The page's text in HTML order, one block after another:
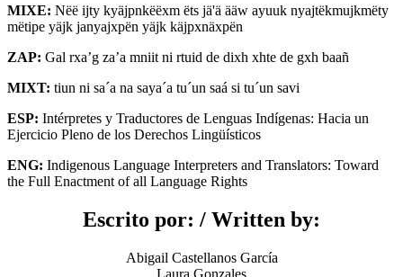
MIXE: Nëë ijty kyäjpnkëëxm ëts jä'ä ääw ayuuk nyajtëkmujkmëty
mëtipe yäjk janyajxpën yäjk käjpxnäxpën
ZAP: Gal rxa’g za’a mniit ni rtuid de dixh xhte de gxh baañ
MIXT: tiun ni sa´a na saya´a tu´un saá si tu´un savi
ESP: Intérpretes y Traductores de Lenguas Indígenas: Hacia un
Ejercicio Pleno de los Derechos Lingüísticos
ENG: Indigenous Language Interpreters and Translators: Toward
the Full Enactment of all Language Rights
Escrito por: / Written by:
Abigail Castellanos García